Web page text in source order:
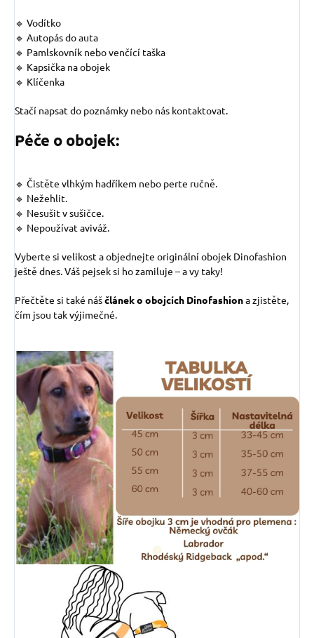
🔹 Vodítko
🔹 Autopás do auta
🔹 Pamlskovník nebo venčící taška
🔹 Kapsička na obojek
🔹 Klíčenka
Stačí napsat do poznámky nebo nás kontaktovat.
Péče o obojek:
🔹 Čistěte vlhkým hadříkem nebo perte ručně.
🔹 Nežehlit.
🔹 Nesušit v sušičce.
🔹 Nepoužívat aviváž.
Vyberte si velikost a objednejte originální obojek Dinofashion
ještě dnes. Váš pejsek si ho zamiluje – a vy taky!
Přečtěte si také náščlánek o obojcích Dinofashiona zjistěte,
čím jsou tak výjimečné.